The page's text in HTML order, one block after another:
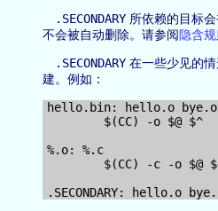
.SECONDARY 所依赖的目标
不会被自动删除。请参阅 隐含
.SECONDARY 在一些少见的
建。例如：
hello.bin: hello.o bye.o
        $(CC) -o $@ $^
%.o: %.c
$(CC) -c -o $@